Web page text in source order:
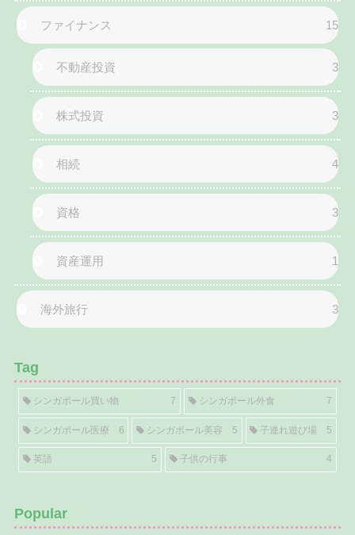
ファイナンス 15
不動産投資 3
株式投資 3
相続 4
資格 3
資産運用 1
海外旅行 3
Tag
シンガポール買い物 7 シンガポール外食 7
シンガポール医療 6 シンガポール美容 5 子連れ遊び場 5
英語 5 子供の行事 4
Popular